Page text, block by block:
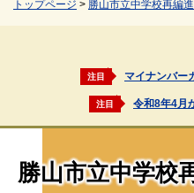
トップページ > 勝山市立中学校再編
注目 マイナンバー
注目 令和8年4月
勝山市立中学校